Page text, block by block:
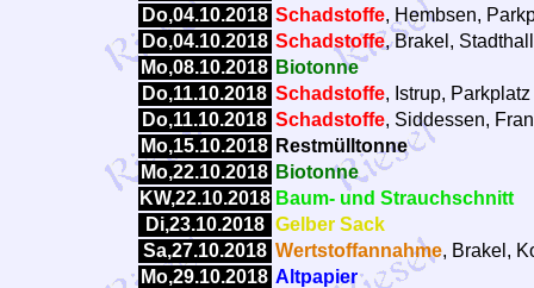
Do,04.10.2018 Schadstoffe, Hembsen,
Do,04.10.2018 Schadstoffe, Brakel,
Mo,08.10.2018 Biotonne
Do,11.10.2018 Schadstoffe, Istrup,
Do,11.10.2018 Schadstoffe, Siddessen,
Mo,15.10.2018 Restmülltonne
Mo,22.10.2018 Biotonne
KW,22.10.2018 Baum- und Strauchschnitt
Di,23.10.2018 Gelber Sack
Sa,27.10.2018 Wertstoffannahme, Brakel,
Mo,29.10.2018 Altpapier